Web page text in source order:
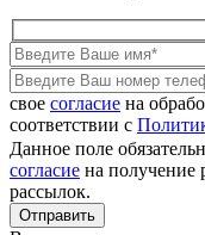
свое согласие на
соответствии с
Данное поле
согласие на
рассылок.